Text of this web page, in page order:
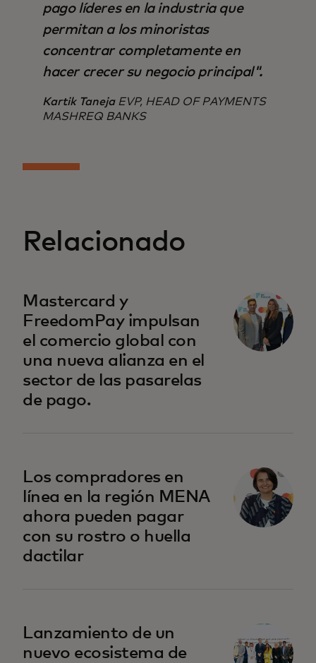
pago líderes en la industria que
permitan a los minoristas
concentrar completamente en
hacer crecer su negocio principal".
Kartik Taneja EVP, HEAD OF PAYMENTS
MASHREQ BANKS
Relacionado
Mastercard y
FreedomPay impulsan
el comercio global con
una nueva alianza en el
sector de las pasarelas
de pago.
Los compradores en
línea en la región MENA
ahora pueden pagar
con su rostro o huella
dactilar
se abre en una pestaña nueva
Lanzamiento de un
nuevo ecosistema de